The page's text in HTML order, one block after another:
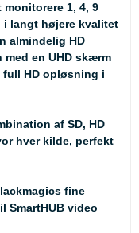
1, 4, 9
i langt højere kvalitet
almindelig HD
med en UHD skærm
HD opløsning i
af SD, HD
hver kilde, perfekt
fine
SmartHUB video